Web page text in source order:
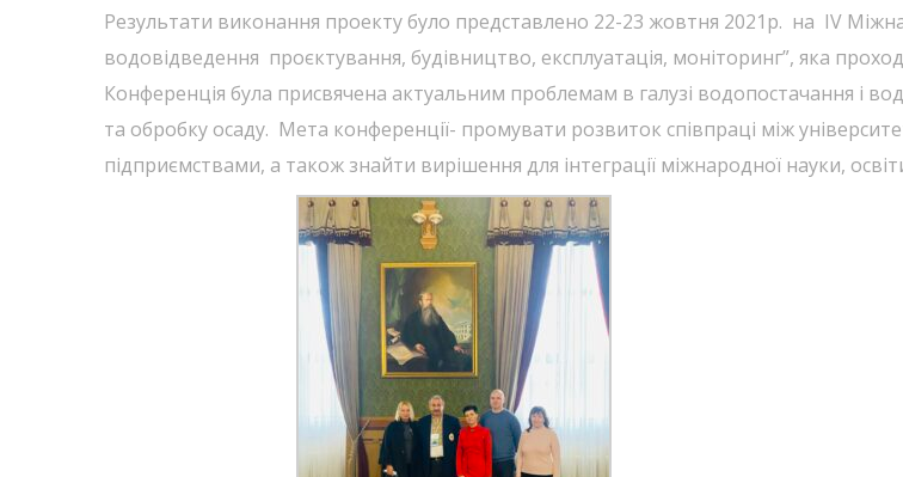
Результати виконання проекту було представлено 22-23 жовтня 2021р. на IV
водовідведення проєктування, будівництво, експлуатація, моніторинг”, яка
Конференція була присвячена актуальним проблемам в галузі водопостачання і
та обробку осаду. Мета конференції- промувати розвиток співпраці між
підприємствами, а також знайти вирішення для інтеграції міжнародної науки,